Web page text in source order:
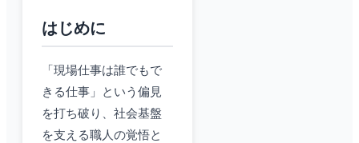
はじめに
「現場仕事は誰でもで
きる仕事」という偏見
を打ち破り、社会基盤
を支える職人の覚悟と